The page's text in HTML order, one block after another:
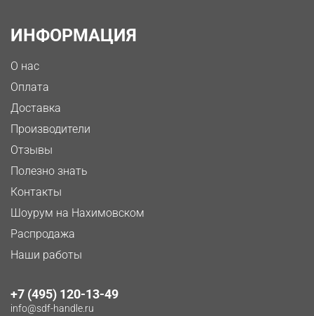
ИНФОРМАЦИЯ
О нас
Оплата
Доставка
Производители
Отзывы
Полезно знать
Контакты
Шоурум на Нахимовском
Распродажа
Наши работы
+7 (495) 120-13-49
info@sdf-handle.ru